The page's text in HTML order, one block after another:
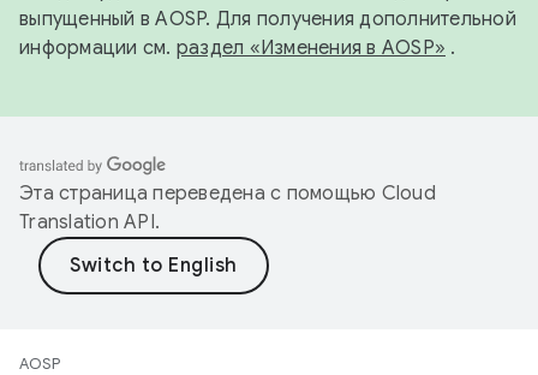
выпущенный в AOSP. Для получения дополнительной
информации см. раздел «Изменения в AOSP» .
Эта страница переведена с помощью Cloud
Translation API.
AOSP